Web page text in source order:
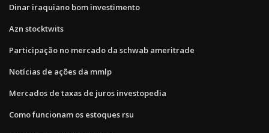
Dinar iraquiano bom investimento
Azn stocktwits
Participação no mercado da schwab ameritrade
Notícias de ações da mmlp
Mercados de taxas de juros investopedia
Como funcionam os estoques rsu